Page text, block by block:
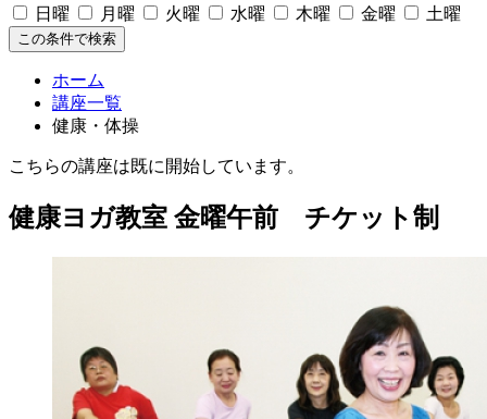
日曜
月曜 火曜 水曜 木曜 金曜 土曜
この条件で検索
ホーム
講座一覧
健康・体操
こちらの講座は既に開始しています。
健康ヨガ教室 金曜午前 チケット制